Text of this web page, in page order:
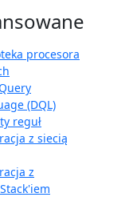
procesora
(DQL)
reguł
z siecią
z